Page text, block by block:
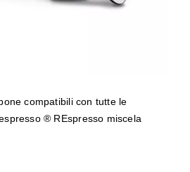
compatibili con tutte le
® REspresso miscela